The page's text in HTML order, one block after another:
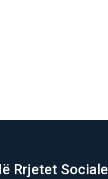
e
Rrjetet Sociale